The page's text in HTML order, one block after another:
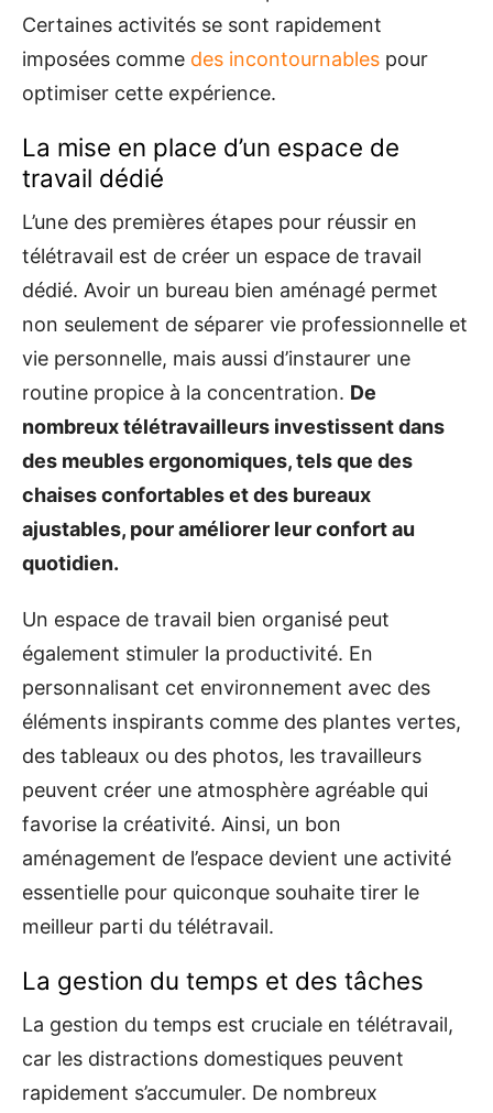
Certaines activités se sont rapidement
imposées comme des incontournables pour
optimiser cette expérience.
La mise en place d’un espace de
travail dédié
L’une des premières étapes pour réussir en
télétravail est de créer un espace de travail
dédié. Avoir un bureau bien aménagé permet
non seulement de séparer vie professionnelle et
vie personnelle, mais aussi d’instaurer une
routine propice à la concentration. De
nombreux télétravailleurs investissent dans
des meubles ergonomiques, tels que des
chaises confortables et des bureaux
ajustables, pour améliorer leur confort au
quotidien.
Un espace de travail bien organisé peut
également stimuler la productivité. En
personnalisant cet environnement avec des
éléments inspirants comme des plantes vertes,
des tableaux ou des photos, les travailleurs
peuvent créer une atmosphère agréable qui
favorise la créativité. Ainsi, un bon
aménagement de l’espace devient une activité
essentielle pour quiconque souhaite tirer le
meilleur parti du télétravail.
La gestion du temps et des tâches
La gestion du temps est cruciale en télétravail,
car les distractions domestiques peuvent
rapidement s’accumuler. De nombreux